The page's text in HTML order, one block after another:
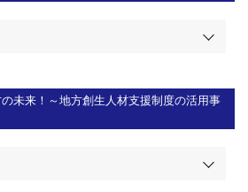
未来！～地方創生人材支援制度の活用事